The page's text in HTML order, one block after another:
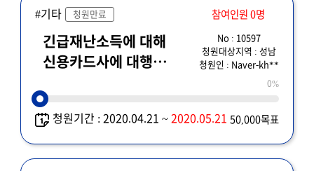
#기타 청원만료 참여인원 0명
긴급재난소득에 대해
신용카드사에 대행후
No : 10597
청원대상지역 : 성남
청원인 : Naver-kh**
0%
청원기간 : 2020.04.21 ~2020.05.21 50,000목표